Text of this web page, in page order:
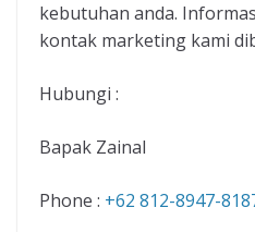
kebutuhan anda.
kontak marketing kami
Hubungi :
Bapak Zainal
Phone : +62 812-8947-